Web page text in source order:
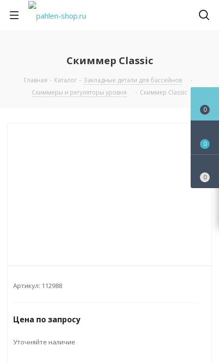
Скиммер Classic
Главная - Каталог - Закладные детали для бассейнов
-
Скиммеры и регуляторы уровня
- Скиммер Classic
Артикул: 112988
Цена по запросу
Уточняйте наличие
0
0
0